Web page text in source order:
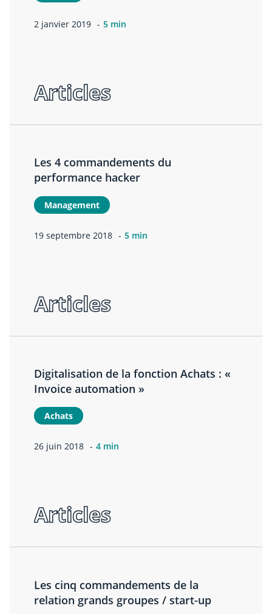
2 janvier 2019 5 min
Articles
Les 4 commandements du
performance hacker
Management
19 septembre 2018 5 min
Articles
Digitalisation de la fonction Achats : «
Invoice automation »
Achats
26 juin 2018 4 min
Articles
Les cinq commandements de la
relation grands groupes / start-up